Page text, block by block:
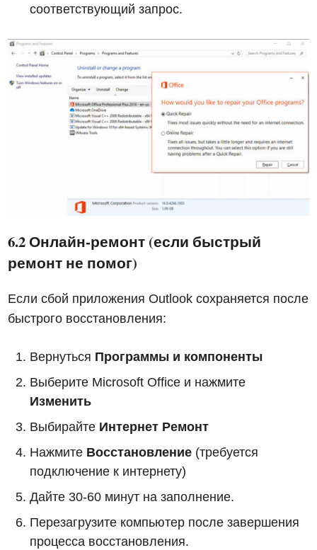
соответствующий запрос.
6.2 Онлайн-ремонт (если быстрый
ремонт не помог)
Если сбой приложения Outlook сохраняется после
быстрого восстановления:
Вернуться Программы и компоненты
Выберите Microsoft Office и нажмите
Изменить
Выбирайте Интернет Ремонт
Нажмите Восстановление (требуется
подключение к интернету)
Дайте 30-60 минут на заполнение.
Перезагрузите компьютер после завершения
процесса восстановления.